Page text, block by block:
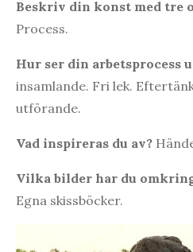
Beskriv din konst med tre
Process.
Hur ser din arbetsprocess
insamlande. Fri lek.
utförande.
Vad inspireras du av?
Vilka bilder har du
Egna skissböcker.